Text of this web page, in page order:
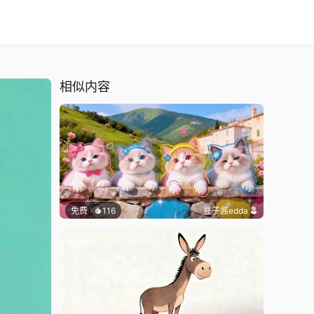
相似内容
免费 116 豆子酱edda